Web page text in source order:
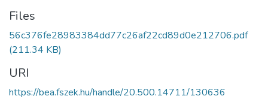
Files
56c376fe28983384dd77c26af22cd89d0e212706.pdf
(211.34 KB)
URI
https://bea.fszek.hu/handle/20.500.14711/130636